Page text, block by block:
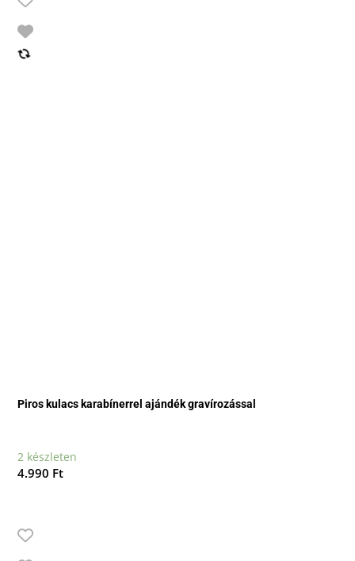
Piros kulacs karabínerrel ajándék gravírozással
2 készleten
4.990 Ft